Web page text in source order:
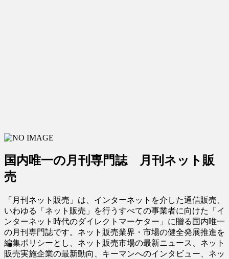
国内唯一の月刊専門誌 月刊ネット販
売
「月刊ネット販売」は、インターネットを介した通信販売、
いわゆる「ネット販売」を行うすべての事業者に向けた「イ
ンターネット時代のダイレクトマーケター」に贈る国内唯一
の月刊専門誌です。ネット販売業界・市場の健全発展推進を
編集ポリシーとし、ネット販売市場の最新ニュース、ネット
販売実施企業の最新動向、キーマンへのインタビュー、ネッ